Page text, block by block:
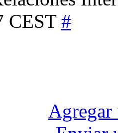
CEST #
Agregar